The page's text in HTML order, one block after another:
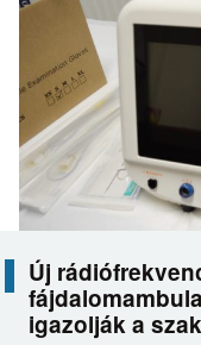
Új
igazolják a